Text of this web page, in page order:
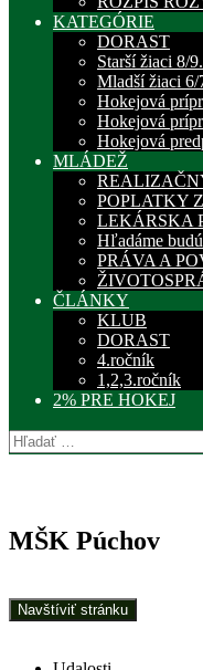
KATEGÓRIE
DORAST
Starší žiaci 8/
Mladší žiaci
Hokejová
Hokejová
Hokejová
MLÁDEŽ
POPLATKY
LEKÁRSKA
Hľadáme
PRÁVA A
ČLÁNKY
KLUB
DORAST
4.ročník
1,2,3.ročník
2% PRE HOKEJ
Hľadať:
MŠK Púchov